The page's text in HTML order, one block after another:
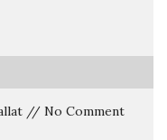
// No Comment